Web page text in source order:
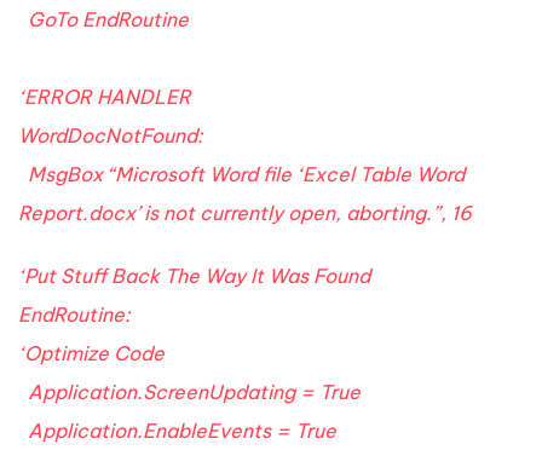
GoTo EndRoutine
‘ERROR HANDLER
WordDocNotFound:
MsgBox “Microsoft Word file ‘Excel Table Word
Report.docx’ is not currently open, aborting.”, 16
‘Put Stuff Back The Way It Was Found
EndRoutine:
‘Optimize Code
Application.ScreenUpdating = True
Application.EnableEvents = True